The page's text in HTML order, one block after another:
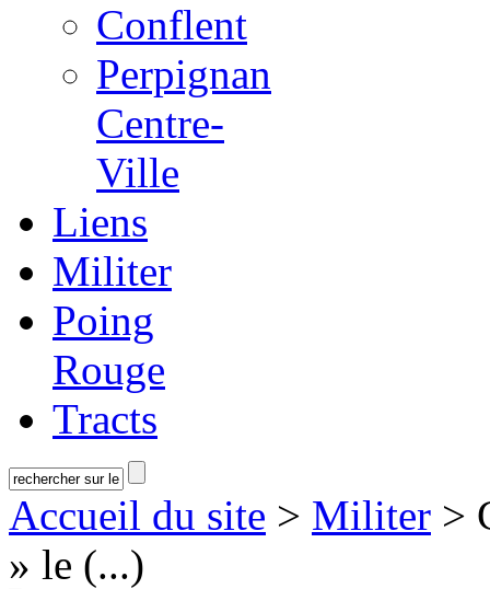
Conflent
Perpignan
Centre-
Ville
Liens
Militer
Poing
Rouge
Tracts
Accueil du site > Militer >
» le (...)